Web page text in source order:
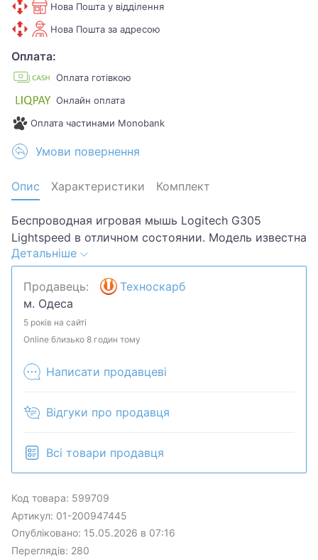
Нова Пошта у відділення
Нова Пошта за адресою
Оплата:
Оплата готівкою
Онлайн оплата
Оплата частинами Monobank
Умови повернення
Опис Характеристики Комплект
Беспроводная игровая мышь Logitech G305
Lightspeed в отличном состоянии. Модель известна
своей надежностью и высокой
производительностью благодаря сенсору HERO
12K, обеспечивающему точное отслеживание до
12000 DPI. Мышь имеет легкий вес (99 грамм) и
компактные размеры, что делает ее удобной для
длительных игровых сессий. Беспроводное
задержку и стабильную связь. Корпус фиолетового
одной батарейки AA, обеспечивающей до 250
вариант для геймеров, ценящих
производительность и свободу от проводов.
Детальніше
Продавець:
Техноскарб
м. Одеса
5 років на сайті
Online близько 8 годин тому
Написати продавцеві
Відгуки про продавця
Всі товари продавця
Код товара: 599709
Артикул: 01-200947445
Опубліковано: 15.05.2026 в 07:16
Переглядів: 280